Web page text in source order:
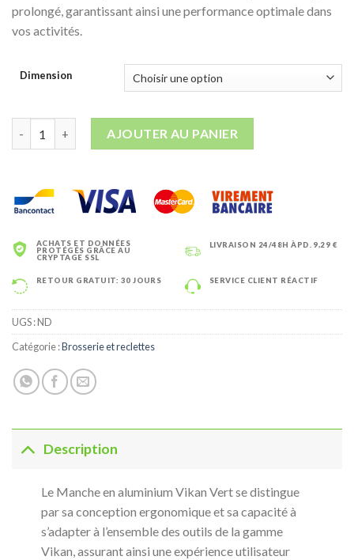
prolongé, garantissant ainsi une performance optimale dans
vos activités.
Dimension
AJOUTER AU PANIER
ACHATS ET DONNÉES
PROTÉGÉS GRÂCE AU
CRYPTAGE SSL
LIVRAISON 24/48H ÀPD. 9,29 €
RETOUR GRATUIT: 30 JOURS SERVICE CLIENT RÉACTIF
UGS :ND
Catégorie :Brosserie et reclettes
Description
Le Manche en aluminium Vikan Vert se distingue
par sa conception ergonomique et sa capacité à
s’adapter à l’ensemble des outils de la gamme
Vikan, assurant ainsi une expérience utilisateur